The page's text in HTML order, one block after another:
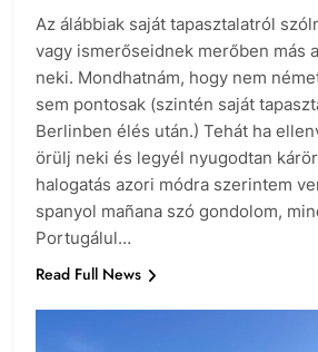
Az álábbiak saját tapasztalatról
vagy ismerőseidnek merőben más
neki. Mondhatnám, hogy nem
sem pontosak (szintén saját
Berlinben élés után.) Tehát ha
örülj neki és legyél nyugodtan
halogatás azori módra szerintem
spanyol mañana szó gondolom,
Portugálul…
Read Full News